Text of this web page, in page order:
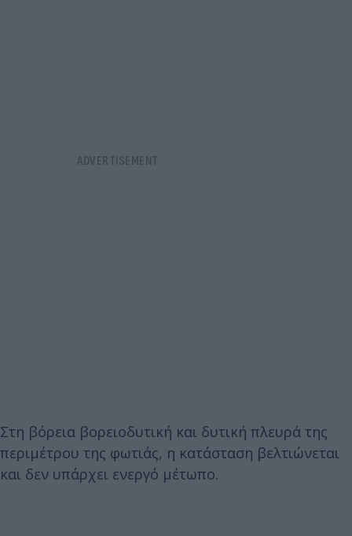
Στη βόρεια βορειοδυτική και δυτική πλευρά της
περιμέτρου της φωτιάς, η κατάσταση βελτιώνεται
και δεν υπάρχει ενεργό μέτωπο.